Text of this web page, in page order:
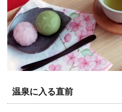
温泉に入る直前